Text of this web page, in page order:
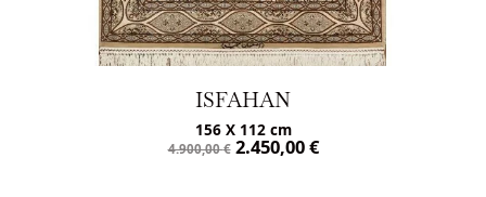
ISFAHAN
156 X 112 cm
4.900,00€ 2.450,00€